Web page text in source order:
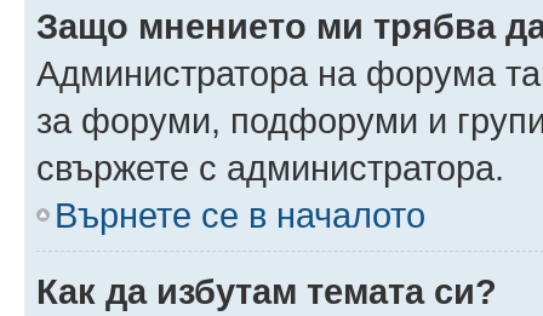
Защо мнението ми трябва
Администратора на форума
за форуми, подфоруми и
свържете с администратора.
Върнете се в началото
Как да избутам темата си?